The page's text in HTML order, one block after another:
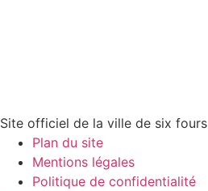
Site officiel de la ville de six fours
Plan du site
Mentions légales
Politique de confidentialité